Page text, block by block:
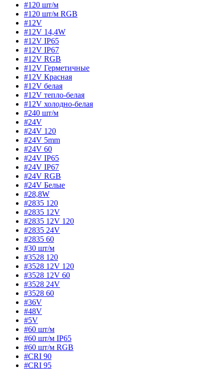
#120 шт/м
#120 шт/м RGB
#12V
#12V 14,4W
#12V IP65
#12V IP67
#12V RGB
#12V Герметичные
#12V Красная
#12V белая
#12V тепло-белая
#12V холодно-белая
#240 шт/м
#24V
#24V 120
#24V 5mm
#24V 60
#24V IP65
#24V IP67
#24V RGB
#24V Белые
#28,8W
#2835 120
#2835 12V
#2835 12V 120
#2835 24V
#2835 60
#30 шт/м
#3528 120
#3528 12V 120
#3528 12V 60
#3528 24V
#3528 60
#36V
#48V
#5V
#60 шт/м
#60 шт/м IP65
#60 шт/м RGB
#CRI 90
#CRI 95